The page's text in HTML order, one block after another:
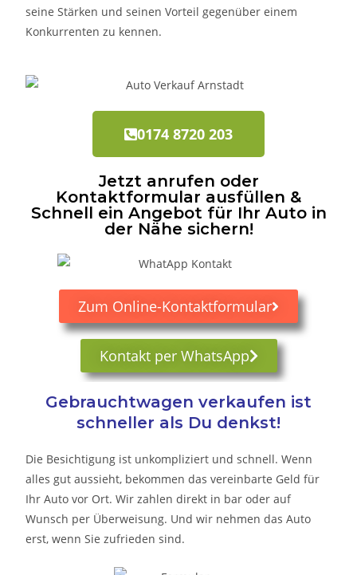
seine Stärken und seinen Vorteil gegenüber einem
Konkurrenten zu kennen.
0174 8720 203
Jetzt anrufen oder
Kontaktformular ausfüllen &
Schnell ein Angebot für Ihr Auto in
der Nähe sichern!
Zum Online-Kontaktformular
Kontakt per WhatsApp
Gebrauchtwagen verkaufen ist
schneller als Du denkst!
Die Besichtigung ist unkompliziert und schnell. Wenn
alles gut aussieht, bekommen das vereinbarte Geld für
Ihr Auto vor Ort. Wir zahlen direkt in bar oder auf
Wunsch per Überweisung. Und wir nehmen das Auto
erst, wenn Sie zufrieden sind.